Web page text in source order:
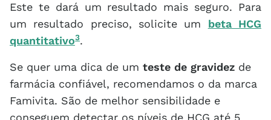
Este te dará um resultado mais seguro. Para
um resultado preciso, solicite um beta HCG
quantitativo3.
Se quer uma dica de um teste de gravidez de
farmácia confiável, recomendamos o da marca
Famivita. São de melhor sensibilidade e
conseguem detectar os níveis de HCG até 5